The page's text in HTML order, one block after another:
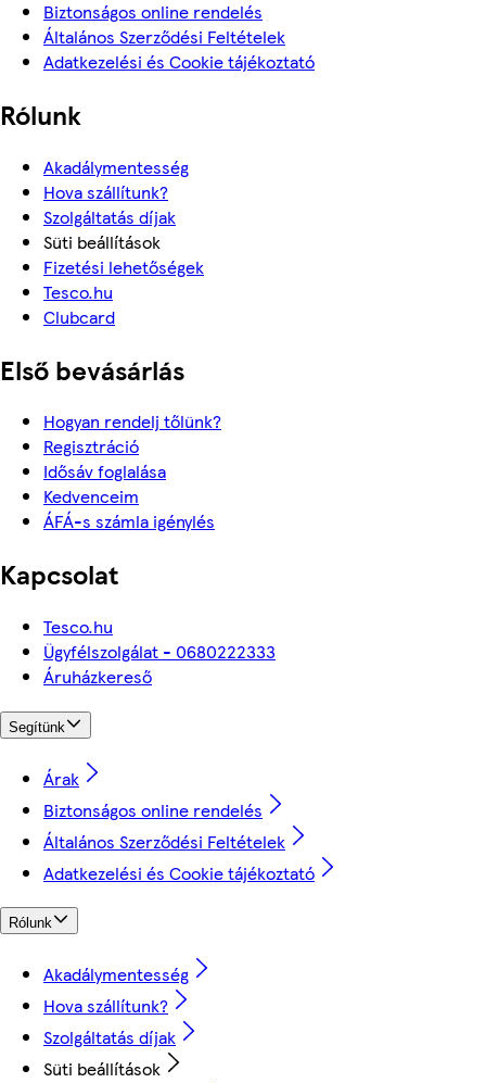
Biztonságos online rendelés
Általános Szerződési Feltételek
Adatkezelési és Cookie tájékoztató
Rólunk
Akadálymentesség
Hova szállítunk?
Szolgáltatás díjak
Süti beállítások
Fizetési lehetőségek
Tesco.hu
Clubcard
Első bevásárlás
Hogyan rendelj tőlünk?
Regisztráció
Idősáv foglalása
Kedvenceim
ÁFÁ-s számla igénylés
Kapcsolat
Tesco.hu
Ügyfélszolgálat - 0680222333
Áruházkereső
Segítünk
Árak
Biztonságos online rendelés
Általános Szerződési Feltételek
Adatkezelési és Cookie tájékoztató
Rólunk
Akadálymentesség
Hova szállítunk?
Szolgáltatás díjak
Süti beállítások